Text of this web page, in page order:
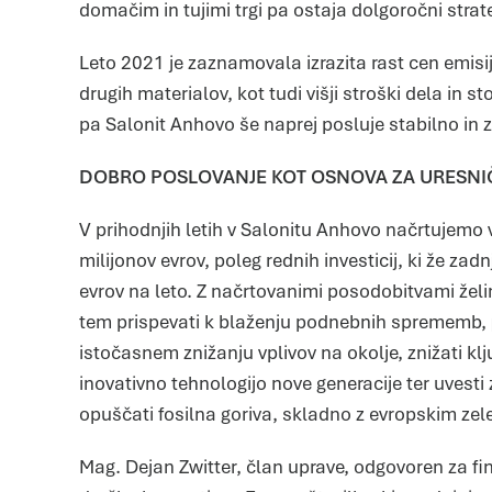
domačim in tujimi trgi pa ostaja dolgoročni
Leto 2021 je zaznamovala izrazita rast cen
drugih materialov, kot tudi višji stroški dela in
pa Salonit Anhovo še naprej posluje stabilno in
DOBRO POSLOVANJE KOT OSNOVA ZA
V prihodnjih letih v Salonitu Anhovo
milijonov evrov, poleg rednih investicij, ki že
evrov na leto. Z načrtovanimi posodobitvami
tem prispevati k blaženju podnebnih
istočasnem znižanju vplivov na okolje, znižati
inovativno tehnologijo nove generacije ter
opuščati fosilna goriva, skladno z evropskim
Mag. Dejan Zwitter, član uprave, odgovoren za